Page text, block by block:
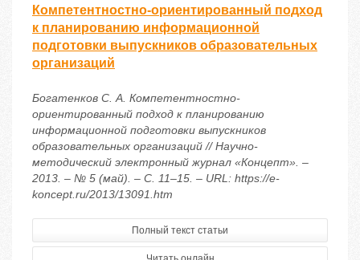
Компетентностно-ориентированный подход
к планированию информационной
подготовки выпускников образовательных
организаций
Богатенков С. А. Компетентностно-
ориентированный подход к планированию
информационной подготовки выпускников
образовательных организаций // Научно-
методический электронный журнал «Концепт». –
2013. – № 5 (май). – С. 11–15. – URL: https://e-
koncept.ru/2013/13091.htm
Полный текст статьи